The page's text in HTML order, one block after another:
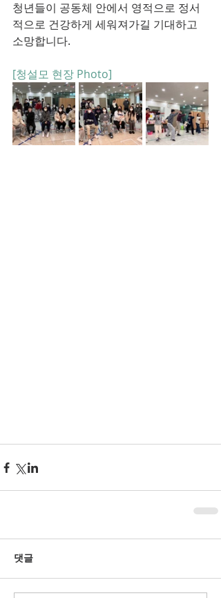
청년들이 공동체 안에서 영적으로 정서
적으로 건강하게 세워져가길 기대하고
소망합니다.
[청설모 현장 Photo]
댓글